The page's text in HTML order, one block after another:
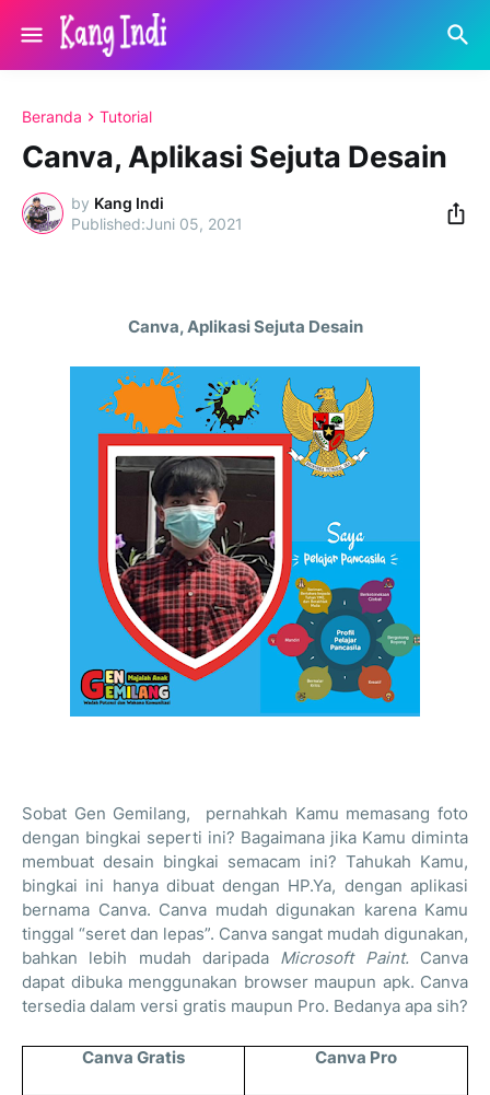
Beranda Tutorial
Canva, Aplikasi Sejuta Desain
by Kang Indi
Juni 05, 2021
Canva, Aplikasi Sejuta Desain
Sobat Gen Gemilang,
pernahkah Kamu memasang foto
dengan bingkai seperti ini? Bagaimana jika Kamu diminta
membuat desain bingkai semacam ini? Tahukah Kamu,
bingkai ini hanya dibuat dengan HP.Ya, dengan aplikasi
bernama Canva. Canva mudah digunakan karena Kamu
tinggal “seret dan lepas”. Canva sangat mudah digunakan,
bahkan lebih mudah daripada Microsoft Paint. Canva
dapat dibuka menggunakan browser maupun apk. Canva
tersedia dalam versi gratis maupun Pro. Bedanya apa sih?
Canva Gratis Canva Pro